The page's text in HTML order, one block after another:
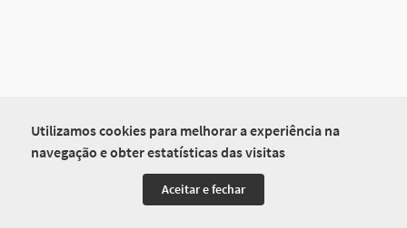
Utilizamos cookies para melhorar a experiência na
navegação e obter estatísticas das visitas
Aceitar e fechar